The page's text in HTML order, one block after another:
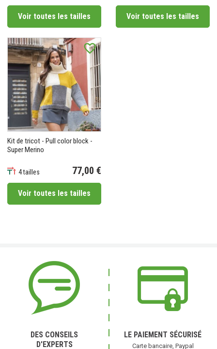
Voir toutes les tailles Voir toutes les tailles
favorite_border
Kit de tricot - Pull color block -
Super Merino
4 tailles 77,00 €
Voir toutes les tailles
DES CONSEILS
D'EXPERTS
LE PAIEMENT SÉCURISÉ
Carte bancaire, Paypal